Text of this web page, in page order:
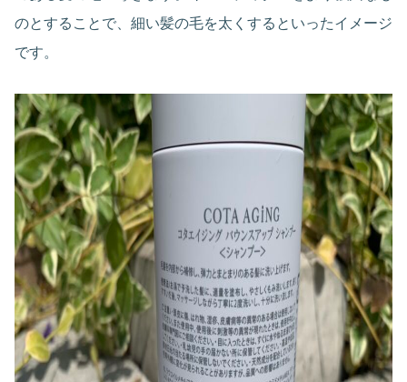
のとすることで、細い髪の毛を太くするといったイメージ
です。